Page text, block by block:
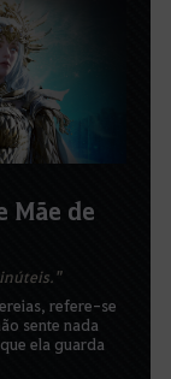
Mãe de
inúteis."
refere-se
sente nada
ela guarda